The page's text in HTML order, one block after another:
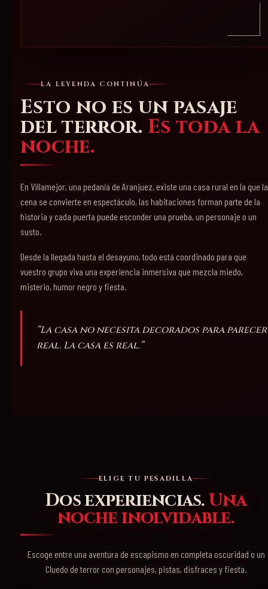
LA LEYENDA CONTINÚA
Esto no es un pasaje
del terror. Es toda la
noche.
En Villamejor, una pedanía de Aranjuez, existe una casa rural en la que la
cena se convierte en espectáculo, las habitaciones forman parte de la
historia y cada puerta puede esconder una prueba, un personaje o un
susto.
Desde la llegada hasta el desayuno, todo está coordinado para que
vuestro grupo viva una experiencia inmersiva que mezcla miedo,
misterio, humor negro y fiesta.
“La casa no necesita decorados para parecer
real. La casa es real.”
ELIGE TU PESADILLA
Dos experiencias. Una
noche inolvidable.
Escoge entre una aventura de escapismo en completa oscuridad o un
Cluedo de terror con personajes, pistas, disfraces y fiesta.